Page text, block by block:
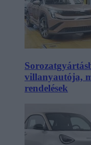
villanyautója,
rendelések